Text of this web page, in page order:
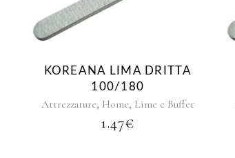
KOREANA LIMA DRITTA
100/180
Attrezzature, Home, Lime e Buffer
1.47€